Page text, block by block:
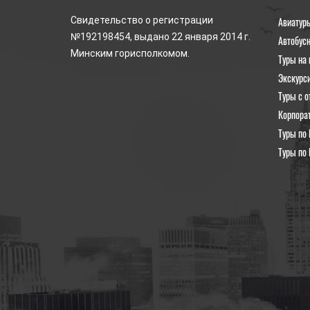
Свидетельство о регистрации
№192198454, выдано 22 января 2014 г.
Минским горисполкомом.
Туры на
Туры с
Туры по
Туры по